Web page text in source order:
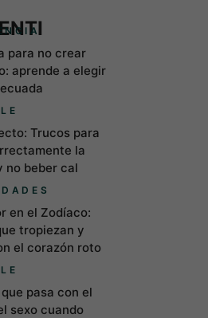
para no crear
aprende a elegir
Trucos para
la
no beber cal
en el Zodíaco:
tropiezan y
el corazón roto
pasa con el
sexo cuando